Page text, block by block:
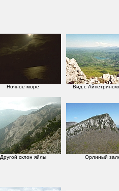
Ночное море Вид с
Другой склон яйлы Орлиный